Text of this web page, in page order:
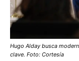
Hugo Alday busca
clave. Foto: Cortesía